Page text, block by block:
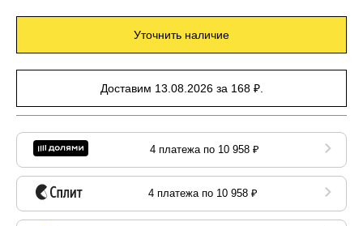
Уточнить наличие
Доставим 13.08.2026 за 168 ₽.
4 платежа по 10 958 ₽
4 платежа по 10 958 ₽